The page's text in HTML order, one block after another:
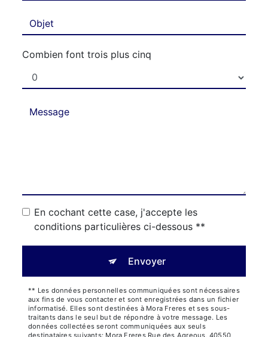
Combien font trois plus cinq
En cochant cette case, j'accepte les
conditions particulières ci-dessous **
Envoyer
** Les données personnelles communiquées sont nécessaires
aux fins de vous contacter et sont enregistrées dans un fichier
informatisé. Elles sont destinées à Mora Freres et ses sous-
traitants dans le seul but de répondre à votre message. Les
données collectées seront communiquées aux seuls
destinataires suivants: Mora Freres Rue des Agreous, 40550